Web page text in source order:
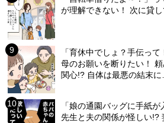
が理解できない！ 次に貸
「育休中でしょ？手伝っ
母のお願いを断りたい！
関心!? 自体は最悪の結末に
「娘の通園バッグに手紙
先生と夫の関係が怪しい!?